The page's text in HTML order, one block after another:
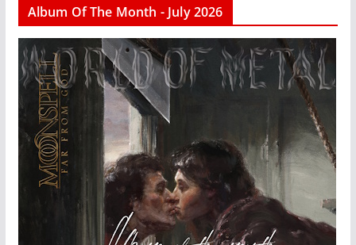
Album Of The Month - July 2026